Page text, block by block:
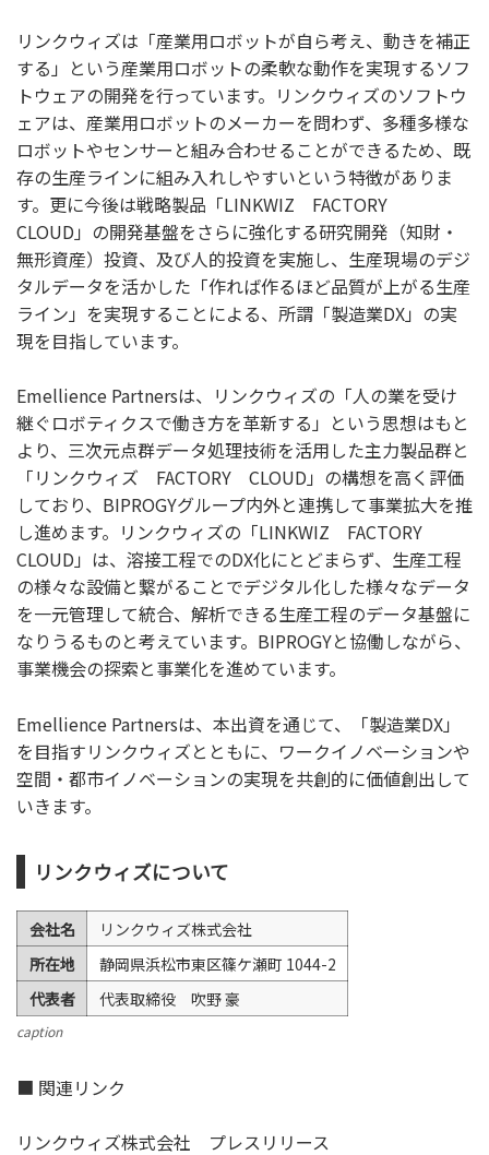
リンクウィズは「産業用ロボットが自ら考え、動きを補正
する」という産業用ロボットの柔軟な動作を実現するソフ
トウェアの開発を行っています。リンクウィズのソフトウ
ェアは、産業用ロボットのメーカーを問わず、多種多様な
ロボットやセンサーと組み合わせることができるため、既
存の生産ラインに組み入れしやすいという特徴がありま
す。更に今後は戦略製品「LINKWIZ FACTORY
CLOUD」の開発基盤をさらに強化する研究開発（知財・
無形資産）投資、及び人的投資を実施し、生産現場のデジ
タルデータを活かした「作れば作るほど品質が上がる生産
ライン」を実現することによる、所謂「製造業DX」の実
現を目指しています。
Emellience Partnersは、リンクウィズの「人の業を受け
継ぐロボティクスで働き方を革新する」という思想はもと
より、三次元点群データ処理技術を活用した主力製品群と
「リンクウィズ FACTORY CLOUD」の構想を高く評価
しており、BIPROGYグループ内外と連携して事業拡大を推
し進めます。リンクウィズの「LINKWIZ FACTORY
CLOUD」は、溶接工程でのDX化にとどまらず、生産工程
の様々な設備と繋がることでデジタル化した様々なデータ
を一元管理して統合、解析できる生産工程のデータ基盤に
なりうるものと考えています。BIPROGYと協働しながら、
事業機会の探索と事業化を進めています。
Emellience Partnersは、本出資を通じて、「製造業DX」
を目指すリンクウィズとともに、ワークイノベーションや
空間・都市イノベーションの実現を共創的に価値創出して
いきます。
リンクウィズについて
会社名
リンクウィズ株式会社
所在地
静岡県浜松市東区篠ケ瀬町 1044-2
代表者
代表取締役 吹野 豪
caption
■ 関連リンク
リンクウィズ株式会社 プレスリリース